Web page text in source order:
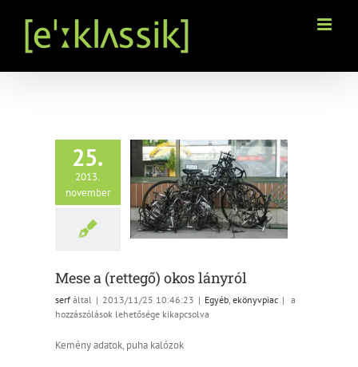
25.
2013.
november
a (rettegő) okos
lányról
ekönyvpiac
Mese a (rettegő) okos lányról
serfáltal | 2013/11/25 10:46:23 | Egyéb, ekönyvpiac | Mese
a
hozzászólások lehetősége kikapcsolva
Kemény adatok, puha kalózok